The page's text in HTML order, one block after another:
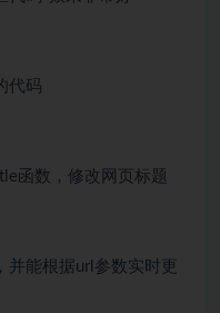
代码
函数，修改网页标题
并能根据url参数实时更